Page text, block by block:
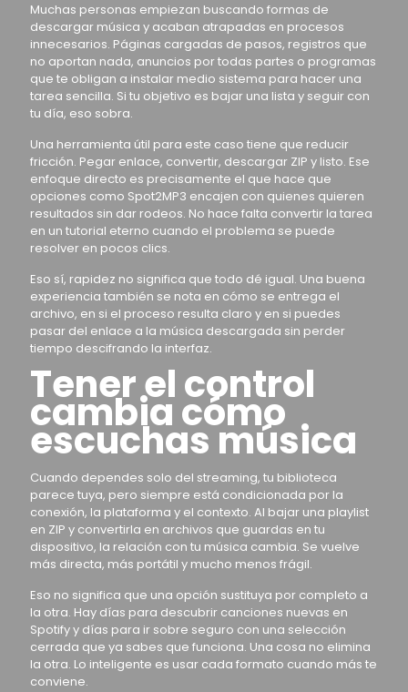
Muchas personas empiezan buscando formas de
descargar música y acaban atrapadas en procesos
innecesarios. Páginas cargadas de pasos, registros que
no aportan nada, anuncios por todas partes o programas
que te obligan a instalar medio sistema para hacer una
tarea sencilla. Si tu objetivo es bajar una lista y seguir con
tu día, eso sobra.
Una herramienta útil para este caso tiene que reducir
fricción. Pegar enlace, convertir, descargar ZIP y listo. Ese
enfoque directo es precisamente el que hace que
opciones como Spot2MP3 encajen con quienes quieren
resultados sin dar rodeos. No hace falta convertir la tarea
en un tutorial eterno cuando el problema se puede
resolver en pocos clics.
Eso sí, rapidez no significa que todo dé igual. Una buena
experiencia también se nota en cómo se entrega el
archivo, en si el proceso resulta claro y en si puedes
pasar del enlace a la música descargada sin perder
tiempo descifrando la interfaz.
Tener el control
cambia cómo
escuchas música
Cuando dependes solo del streaming, tu biblioteca
parece tuya, pero siempre está condicionada por la
conexión, la plataforma y el contexto. Al bajar una playlist
en ZIP y convertirla en archivos que guardas en tu
dispositivo, la relación con tu música cambia. Se vuelve
más directa, más portátil y mucho menos frágil.
Eso no significa que una opción sustituya por completo a
la otra. Hay días para descubrir canciones nuevas en
Spotify y días para ir sobre seguro con una selección
cerrada que ya sabes que funciona. Una cosa no elimina
la otra. Lo inteligente es usar cada formato cuando más te
conviene.